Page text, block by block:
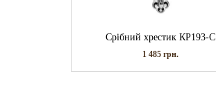
Срібний хрестик КР193-С
1 485грн.